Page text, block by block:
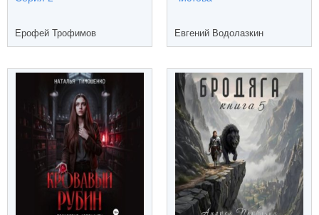
Ерофей Трофимов Евгений Водолазкин